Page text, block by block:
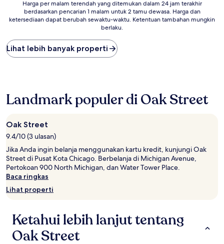
Harga
malam
yang
ditemukan
dalam
berdasarkan
pencarian
malam
untuk
2
tamu
dewasa.
Harga
dan
dapat
waktu.
Ketentuan
tambahan
Harga per malam terendah yang ditemukan dalam 24 jam terakhir
berdasarkan pencarian 1 malam untuk 2 tamu dewasa. Harga dan
ketersediaan dapat berubah sewaktu-waktu. Ketentuan tambahan mungkin
berlaku.
Lihat lebih banyak properti
Landmark populer di Oak Street
Oak Street
9.4/10 (3 ulasan)
Jika Anda ingin belanja menggunakan kartu kredit, kunjungi Oak
Street di Pusat Kota Chicago. Berbelanja di Michigan Avenue,
Pertokoan 900 North Michigan, dan Water Tower Place.
Baca ringkas
Lihat properti
Ketahui lebih lanjut tentang
Oak Street